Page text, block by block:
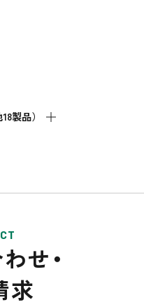
製品）
せ・
求